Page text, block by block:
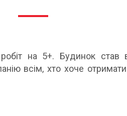
на 5+. Будинок став
всім, хто хоче отримати